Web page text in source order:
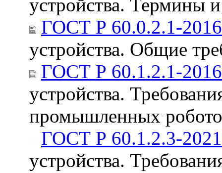
устройства. Термины
ГОСТ Р 60.0.2.1-2016
устройства. Общие
ГОСТ Р 60.1.2.1-2016
устройства.
промышленных
ГОСТ Р 60.1.2.3-2021
устройства.